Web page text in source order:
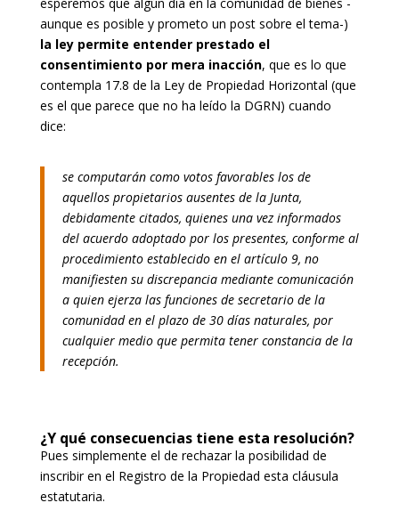
aunque es posible y prometo un post sobre el tema-)
la ley permite entender prestado el
consentimiento por mera inacción, que es lo que
contempla 17.8 de la Ley de Propiedad Horizontal (que
es el que parece que no ha leído la DGRN) cuando
dice:
se computarán como votos favorables los de
aquellos propietarios ausentes de la Junta,
debidamente citados, quienes una vez informados
del acuerdo adoptado por los presentes, conforme al
procedimiento establecido en el artículo 9, no
manifiesten su discrepancia mediante comunicación
a quien ejerza las funciones de secretario de la
comunidad en el plazo de 30 días naturales, por
cualquier medio que permita tener constancia de la
recepción.
¿Y qué consecuencias tiene esta resolución?
Pues simplemente el de rechazar la posibilidad de
inscribir en el Registro de la Propiedad esta cláusula
estatutaria.